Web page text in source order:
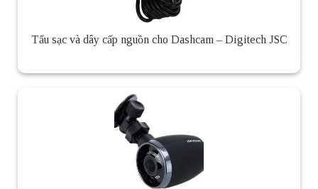
Tẩu sạc và dây cấp nguồn cho Dashcam – Digitech JSC